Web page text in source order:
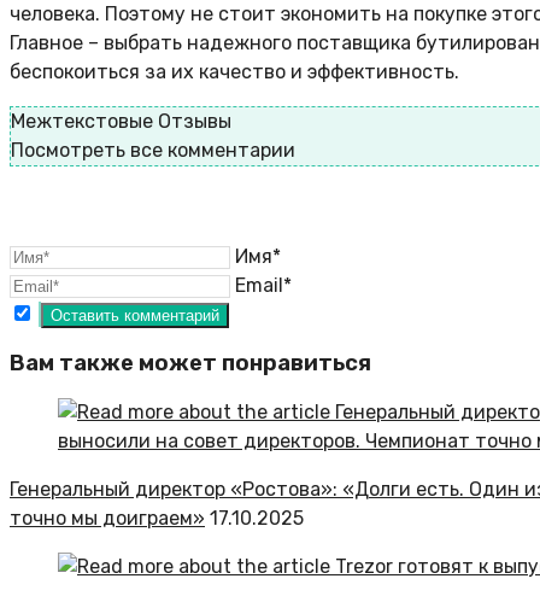
человека. Поэтому не стоит экономить на покупке
Главное – выбрать надежного поставщика
беспокоиться за их качество и эффективность.
Межтекстовые Отзывы
Посмотреть все комментарии
Имя*
Email*
Вам также может понравиться
Генеральный директор «Ростова»: «Долги есть. Один
точно мы доиграем» 17.10.2025